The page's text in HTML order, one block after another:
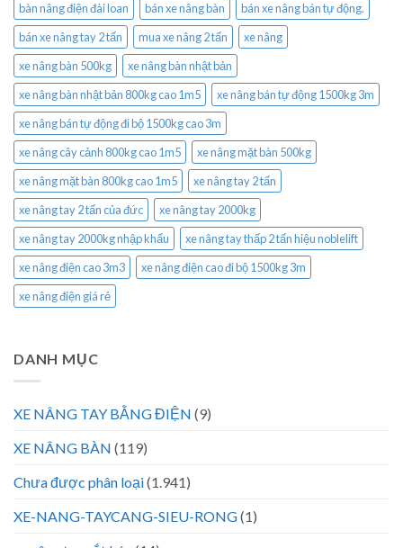
bàn nâng điện đài loan
bán xe nâng bàn
bán xe nâng bán tự động.
bán xe nâng tay 2 tấn
mua xe nâng 2 tấn
xe nâng
xe nâng bàn 500kg
xe nâng bàn nhật bản
xe nâng bàn nhật bản 800kg cao 1m5
xe nâng bán tự động 1500kg 3m
xe nâng bán tự động đi bộ 1500kg cao 3m
xe nâng cây cảnh 800kg cao 1m5
xe nâng mặt bàn 500kg
xe nâng mặt bàn 800kg cao 1m5
xe nâng tay 2 tấn
xe nâng tay 2 tấn của đức
xe nâng tay 2000kg
xe nâng tay 2000kg nhập khẩu
xe nâng tay thấp 2 tấn hiệu noblelift
xe nâng điện cao 3m3
xe nâng điện cao đi bộ 1500kg 3m
xe nâng điện giá rẻ
DANH MỤC
XE NÂNG TAY BẰNG ĐIỆN (9)
XE NÂNG BÀN (119)
Chưa được phân loại(1.941)
XE-NANG-TAYCANG-SIEU-RONG(1)